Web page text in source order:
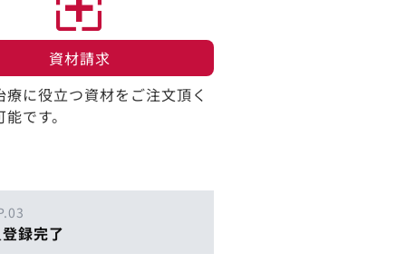
資材請求​
療に役立つ資材をご注文頂く
です。
録完了